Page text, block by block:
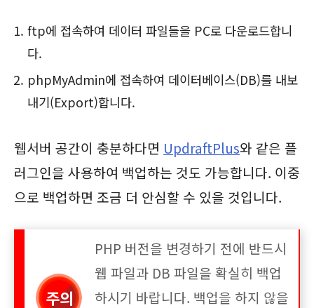
ftp에 접속하여 데이터 파일들을 PC로 다운로드합니
다.
phpMyAdmin에 접속하여 데이터베이스(DB)를 내보
내기(Export)합니다.
웹서버 공간이 충분하다면 UpdraftPlus와 같은 플
러그인을 사용하여 백업하는 것도 가능합니다. 이중
으로 백업하면 조금 더 안심할 수 있을 것입니다.
PHP 버전을 변경하기 전에 반드시
웹 파일과 DB 파일을 확실히 백업
하시기 바랍니다. 백업을 하지 않을